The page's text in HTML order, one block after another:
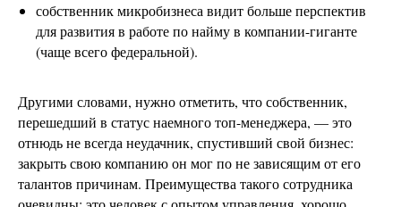
собственник микробизнеса видит больше перспектив
для развития в работе по найму в компании-гиганте
(чаще всего федеральной).
Другими словами, нужно отметить, что собственник,
перешедший в статус наемного топ-менеджера, — это
отнюдь не всегда неудачник, спустивший свой бизнес:
закрыть свою компанию он мог по не зависящим от его
талантов причинам. Преимущества такого сотрудника